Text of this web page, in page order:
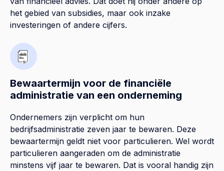
het gebied van subsidies, maar ook inzake
investeringen of andere cijfers.
Bewaartermijn voor de financiële
administratie van een onderneming
Ondernemers zijn verplicht om hun
bedrijfsadministratie zeven jaar te bewaren. Deze
bewaartermijn geldt niet voor particulieren. Wel wordt
particulieren aangeraden om de administratie
minstens vijf jaar te bewaren. Dat is vooral handig zijn